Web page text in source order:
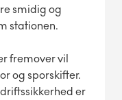
smidig og
stationen.
fremover vil
og sporskifter.
er